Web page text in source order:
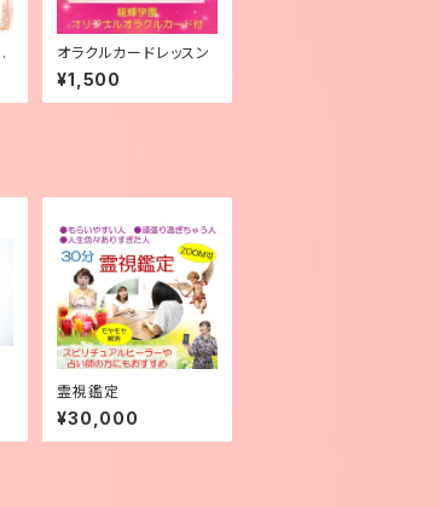
オラクルカードレッスン
¥1,500
霊視鑑定
¥30,000